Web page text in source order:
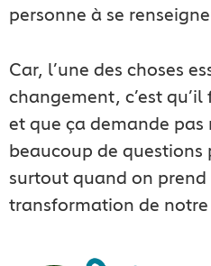
personne à se
Car, l’une des choses
changement, c’est
et que ça demande
beaucoup de
surtout quand on prend
transformation de notre